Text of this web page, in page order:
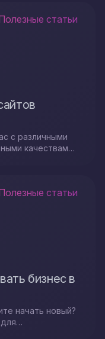
статьи
с различными
качествами.
статьи
бизнес в
начать новый?